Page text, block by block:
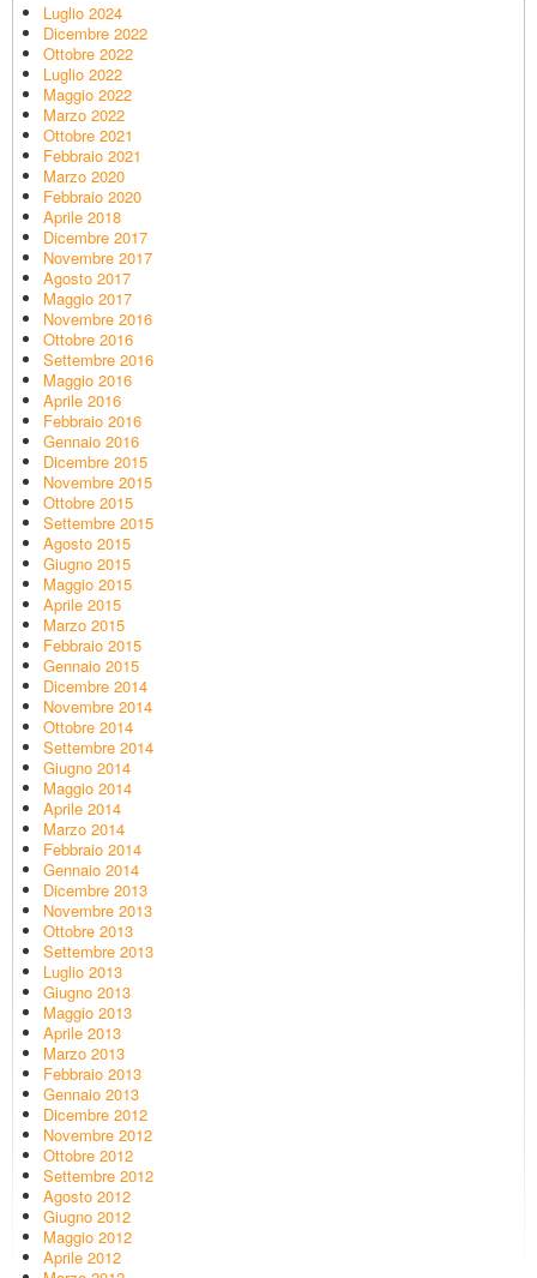
Luglio 2024
Dicembre 2022
Ottobre 2022
Luglio 2022
Maggio 2022
Marzo 2022
Ottobre 2021
Febbraio 2021
Marzo 2020
Febbraio 2020
Aprile 2018
Dicembre 2017
Novembre 2017
Agosto 2017
Maggio 2017
Novembre 2016
Ottobre 2016
Settembre 2016
Maggio 2016
Aprile 2016
Febbraio 2016
Gennaio 2016
Dicembre 2015
Novembre 2015
Ottobre 2015
Settembre 2015
Agosto 2015
Giugno 2015
Maggio 2015
Aprile 2015
Marzo 2015
Febbraio 2015
Gennaio 2015
Dicembre 2014
Novembre 2014
Ottobre 2014
Settembre 2014
Giugno 2014
Maggio 2014
Aprile 2014
Marzo 2014
Febbraio 2014
Gennaio 2014
Dicembre 2013
Novembre 2013
Ottobre 2013
Settembre 2013
Luglio 2013
Giugno 2013
Maggio 2013
Aprile 2013
Marzo 2013
Febbraio 2013
Gennaio 2013
Dicembre 2012
Novembre 2012
Ottobre 2012
Settembre 2012
Agosto 2012
Giugno 2012
Maggio 2012
Aprile 2012